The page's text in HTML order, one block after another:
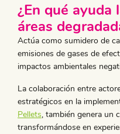
¿En qué ayuda
áreas
Actúa como sumidero de
emisiones de gases de
impactos ambientales
La colaboración entre
estratégicos en la
Pellets, también genera un
transformándose en